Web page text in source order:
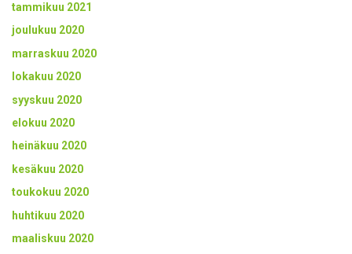
tammikuu 2021
joulukuu 2020
marraskuu 2020
lokakuu 2020
syyskuu 2020
elokuu 2020
heinäkuu 2020
kesäkuu 2020
toukokuu 2020
huhtikuu 2020
maaliskuu 2020